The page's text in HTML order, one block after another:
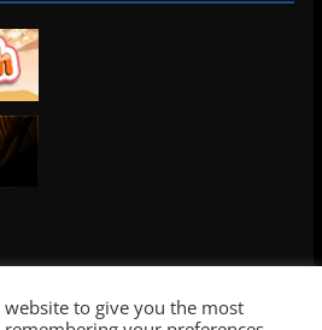
to give you the most